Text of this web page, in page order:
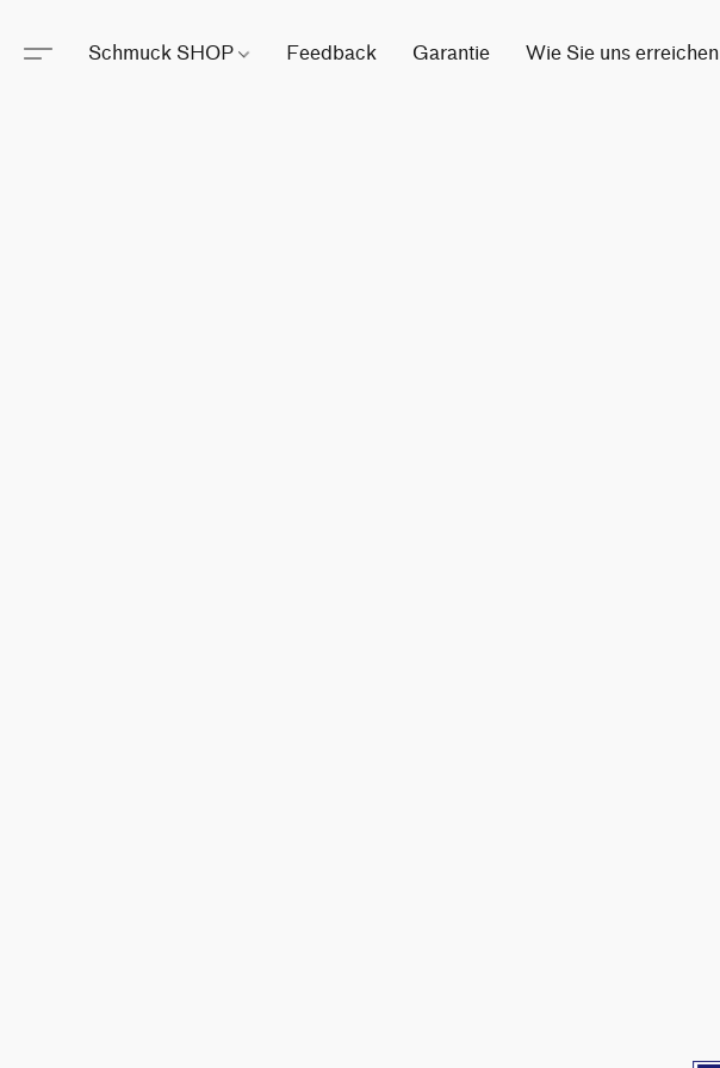
Schmuck SHOP Feedback Garantie Wie Sie uns erreichen